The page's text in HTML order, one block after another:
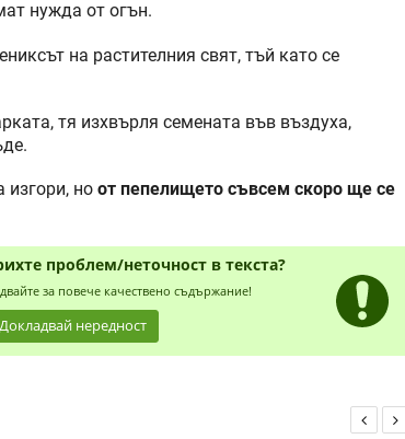
нужда от огън.
на растителния свят, тъй като се
тя изхвърля семената във въздуха,
но от пепелището съвсем скоро ще се
проблем/неточност в текста?
за повече качествено съдържание!
Докладвай нередност